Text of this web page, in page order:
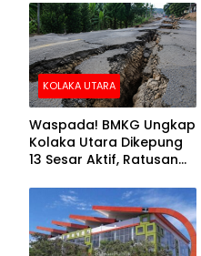
KOLAKA UTARA
Waspada! BMKG Ungkap
Kolaka Utara Dikepung
13 Sesar Aktif, Ratusan